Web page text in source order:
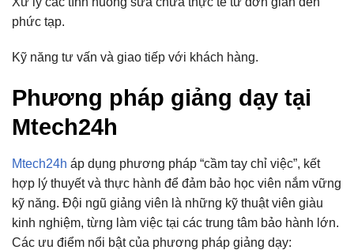
phức tạp.
Kỹ năng tư vấn và giao tiếp với khách hàng.
Phương pháp giảng dạy tại
Mtech24h
Mtech24h áp dụng phương pháp “cầm tay chỉ việc”, kết
hợp lý thuyết và thực hành để đảm bảo học viên nắm vững
kỹ năng. Đội ngũ giảng viên là những kỹ thuật viên giàu
kinh nghiệm, từng làm việc tại các trung tâm bảo hành lớn.
Các ưu điểm nổi bật của phương pháp giảng dạy: